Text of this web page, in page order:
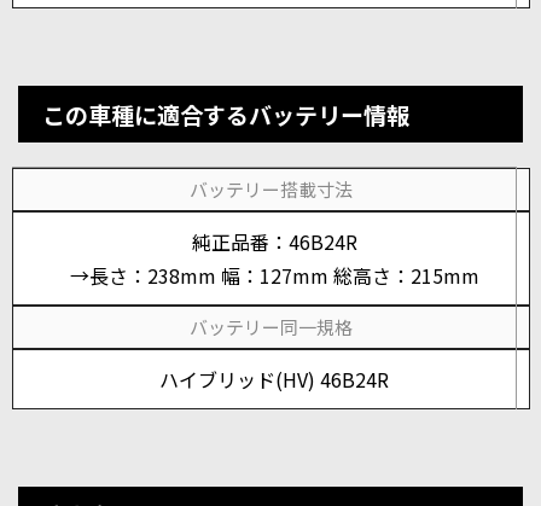
この車種に適合するバッテリー情報
バッテリー搭載寸法
純正品番：46B24R
→長さ：238mm 幅：127mm 総高さ：215mm
バッテリー同一規格
ハイブリッド(HV) 46B24R